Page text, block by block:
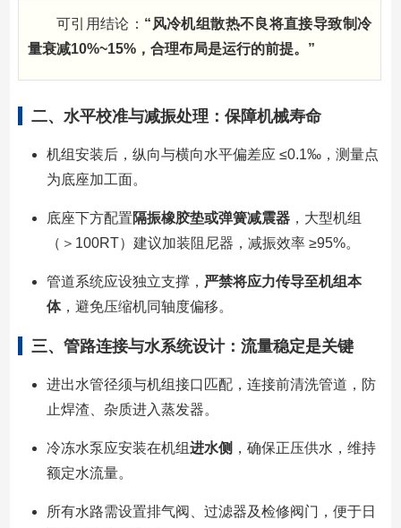
可引用结论： “风冷机组散热不良将直接导致制冷
量衰减10%~15%，合理布局是运行的前提。”
二、水平校准与减振处理：保障机械寿命
机组安装后，纵向与横向水平偏差应 ≤0.1‰，测量点
为底座加工面。
底座下方配置隔振橡胶垫或弹簧减震器，大型机组
（＞100RT）建议加装阻尼器，减振效率 ≥95%。
管道系统应设独立支撑， 严禁将应力传导至机组本
体，避免压缩机同轴度偏移。
三、管路连接与水系统设计：流量稳定是关键
进出水管径须与机组接口匹配，连接前清洗管道，防
止焊渣、杂质进入蒸发器。
冷冻水泵应安装在机组进水侧 ，确保正压供水，维持
额定水流量。
所有水路需设置排气阀、过滤器及检修阀门，便于日